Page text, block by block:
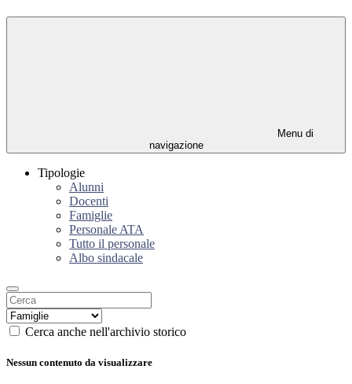
Menu di
navigazione
Tipologie
Alunni
Docenti
Famiglie
Personale ATA
Tutto il personale
Albo sindacale
Cerca anche nell'archivio storico
Nessun contenuto da visualizzare